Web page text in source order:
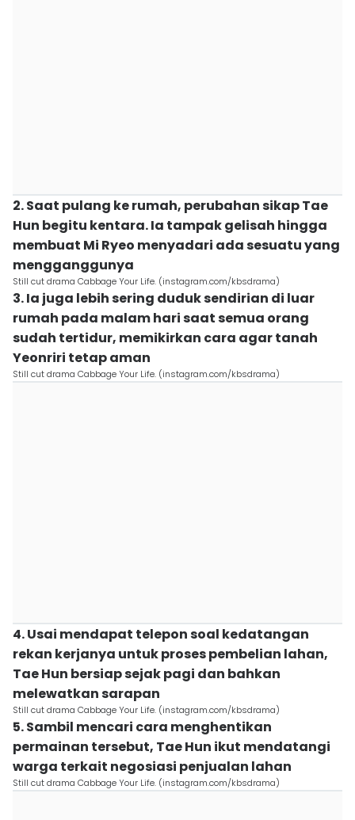
2. Saat pulang ke rumah, perubahan sikap Tae
Hun begitu kentara. Ia tampak gelisah hingga
membuat Mi Ryeo menyadari ada sesuatu yang
mengganggunya
Still cut drama Cabbage Your Life. (instagram.com/kbsdrama)
3. Ia juga lebih sering duduk sendirian di luar
rumah pada malam hari saat semua orang
sudah tertidur, memikirkan cara agar tanah
Yeonriri tetap aman
Still cut drama Cabbage Your Life. (instagram.com/kbsdrama)
4. Usai mendapat telepon soal kedatangan
rekan kerjanya untuk proses pembelian lahan,
Tae Hun bersiap sejak pagi dan bahkan
melewatkan sarapan
Still cut drama Cabbage Your Life. (instagram.com/kbsdrama)
5. Sambil mencari cara menghentikan
permainan tersebut, Tae Hun ikut mendatangi
warga terkait negosiasi penjualan lahan
Still cut drama Cabbage Your Life. (instagram.com/kbsdrama)